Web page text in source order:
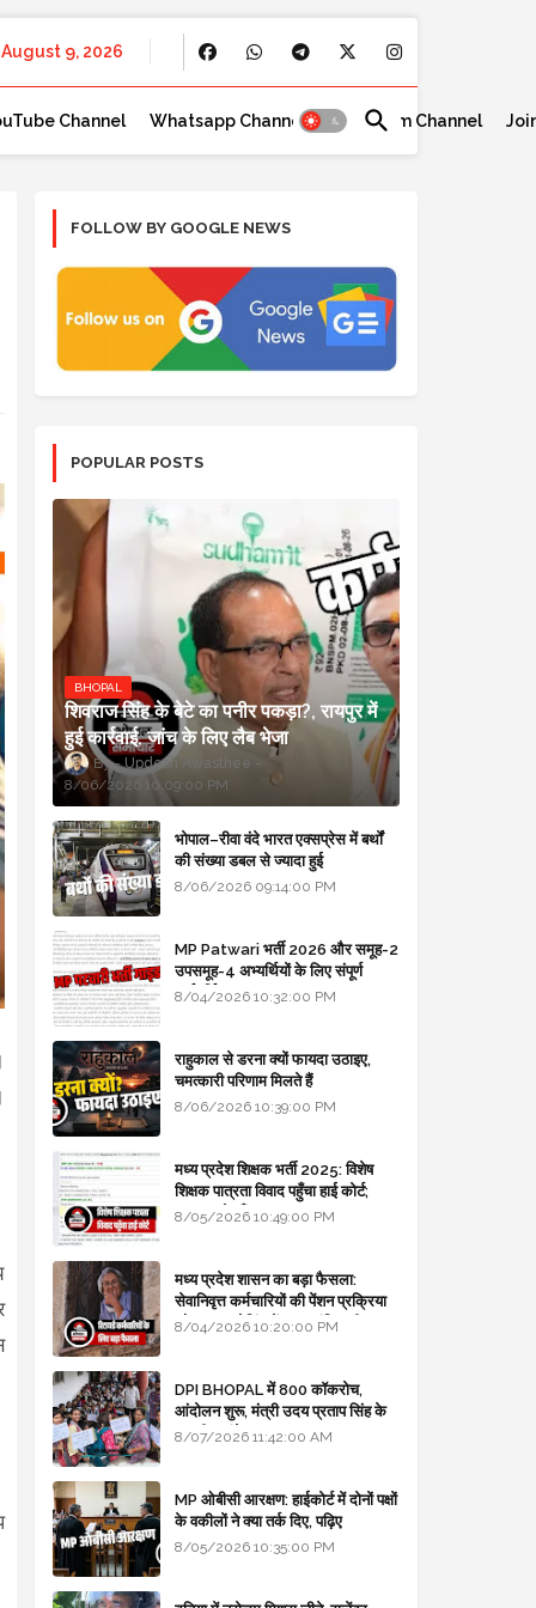
August 9, 2026
Channel Whatsapp Channel Telegram Channel
FOLLOW BY GOOGLE NEWS
POPULAR POSTS
BHOPAL
शिवराज सिंह के बेटे का पनीर पकड़ा?, रायपुर में
हुई कार्रवाई, जांच के लिए लैब भेजा
Updesh Awasthee
8/06/2026 10:09:00 PM
भोपाल–रीवा वंदे भारत एक्सप्रेस में बर्थों
की संख्या डबल से ज्यादा हुई
8/06/2026 09:14:00 PM
MP Patwari भर्ती 2026 और समूह-2
उपसमूह-4 अभ्यर्थियों के लिए संपूर्ण
मार्गदर्शिका
8/04/2026 10:32:00 PM
राहुकाल से डरना क्यों फायदा उठाइए,
चमत्कारी परिणाम मिलते हैं
8/06/2026 10:39:00 PM
मध्य प्रदेश शिक्षक भर्ती 2025: विशेष
शिक्षक पात्रता विवाद पहुँचा हाई कोर्ट;
सरकार से माँगा जवाब
8/05/2026 10:49:00 PM
मध्य प्रदेश शासन का बड़ा फैसला:
सेवानिवृत्त कर्मचारियों की पेंशन प्रक्रिया
और बजट कोडिंग में हुए क्रांतिकारी
8/04/2026 10:20:00 PM
DPI BHOPAL में 800 कॉकरोच,
आंदोलन शुरू, मंत्री उदय प्रताप सिंह के
घर भी जाएंगे
8/07/2026 11:42:00 AM
MP ओबीसी आरक्षण: हाईकोर्ट में दोनों पक्षों
के वकीलों ने क्या तर्क दिए, पढ़िए
8/05/2026 10:35:00 PM